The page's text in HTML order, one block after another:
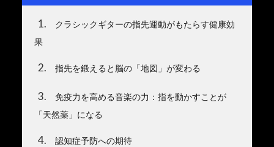
1
クラシックギターの指先運動がもたらす健康効
果
2 指先を鍛えると脳の「地図」が変わる
3
免疫力を高める音楽の力：指を動かすことが
「天然薬」になる
4 認知症予防への期待